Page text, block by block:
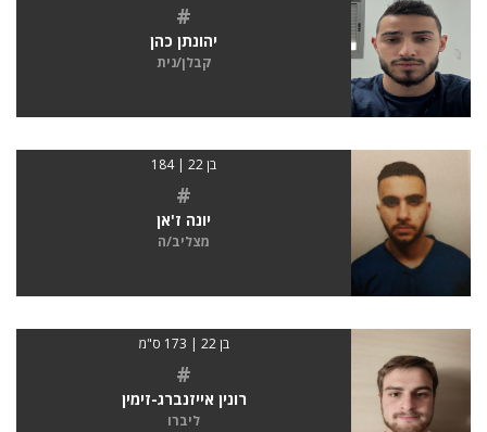
#
יהונתן כהן
קבלן/נית
בן 22 | 184
#
יונה ז'אן
מצליב/ה
בן 22 | 173 ס"מ
#
רונין אייזנברג-זימין
ליברו